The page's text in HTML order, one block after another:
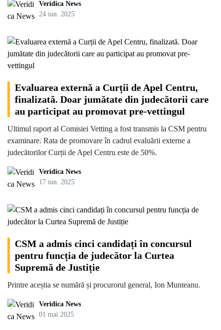
Veridica News
24 iun. 2025
Evaluarea externă a Curții de Apel Centru,
finalizată. Doar jumătate din judecătorii care
au participat au promovat pre-vettingul
Ultimul raport al Comisiei Vetting a fost transmis la CSM pentru
examinare. Rata de promovare în cadrul evaluării externe a
judecătorilor Curții de Apel Centru este de 50%.
Veridica News
17 iun. 2025
CSM a admis cinci candidați în concursul
pentru funcția de judecător la Curtea
Supremă de Justiție
Printre aceștia se numără și procurorul general, Ion Munteanu.
Veridica News
01 mai 2025